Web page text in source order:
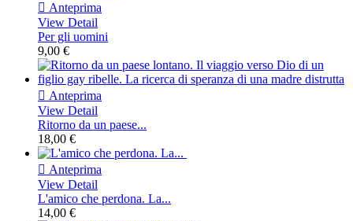
 Anteprima
View Detail
Per gli uomini
9,00 €
 Anteprima
View Detail
Ritorno da un paese...
18,00 €
 Anteprima
View Detail
L'amico che perdona. La...
14,00 €